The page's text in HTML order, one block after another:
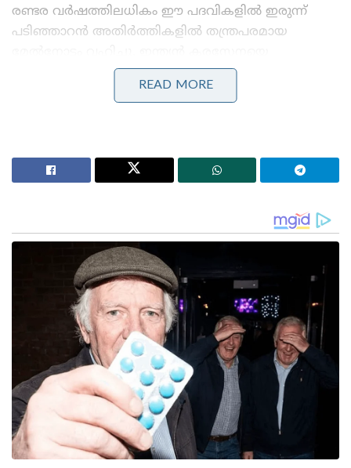
രണ്ടര വർഷത്തിലധികം ഈ പദവികളിൽ ഇരുന്ന്
പടിഞ്ഞാറൻ അതിർത്തികളിൽ തന്ത്രപരമായ
അത്യാധുനിക സാങ്കേതികവിദ്യകളിലേക്ക്
നയിക്കുന്നതിൽ ധീരജ് സേഥിന്റെ പങ്ക് വലുതാണ്.
അദ്ദേഹം പ്രധാന പദവികൾ വഹിച്ചിട്ടുണ്ട്.
പാർട്ടിക്ക് വേണ്ടി പ്രതികരിച്ചതിനാണ് കള്ളക്കേസിൽ
ജയിലിൽ അടയ്ക്കപ്പെട്ടത്, പിന്തുണ വേണ്ട, പിന്നിൽ
നിന്ന് കുത്തരുത്; ജയരാജനെതിരെ ആഞ്ഞടിച്ച്
അർജുൻ ആയങ്കി
സാധാരണക്കാർക്കും ചെറുകിട വ്യാപാരികൾക്കും ഒരു
തരത്തിലുള്ള ട്രാൻസാക്ഷൻ നിരക്കുകളും ഈടാക്കില്ല
; യു.പി.ഐ നിയമഭേദഗതിയിൽ വ്യക്തത വരുത്തി
കേന്ദ്രസർക്കാർ
പുനെ ഖദക്വാസ്ലയിലെ നാഷണൽ ഡിഫൻസ്
അക്കാദമി , ഡെറാഡൂണിലെ ഇന്ത്യൻ മിലിട്ടറി
അക്കാദമി എന്നിവടങ്ങളിലെ പഠനത്തിന് ശേഷം
പ്രതിരോധ കോഴ്സുകളിൽ ഉന്നത വിജയം
READ MORE